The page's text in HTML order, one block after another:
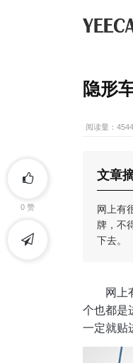
隐形
阅读量：4544
文章
网上有
牌，不
下去。
网上
个也都是
一定就贴
0 赞